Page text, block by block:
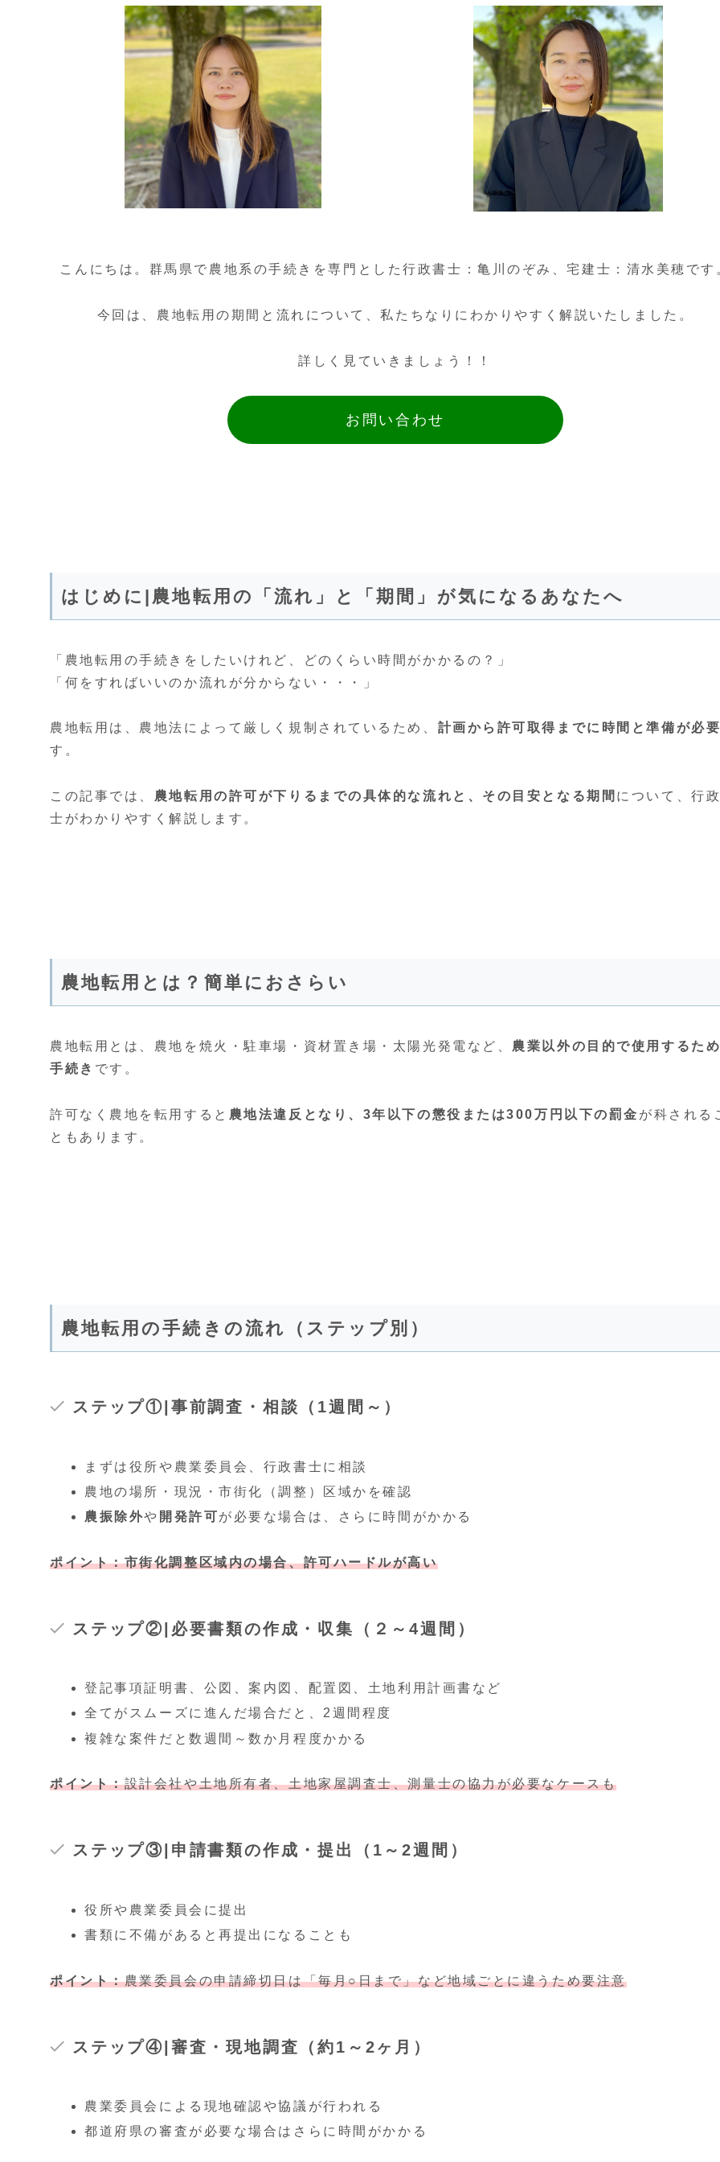
こんにちは。群馬県で農地系の手続きを専門とした行政書士：亀川のぞみ、宅建士：清水美穂です
今回は、農地転用の期間と流れについて、私たちなりにわかりやすく解説いたしました。
詳しく見ていきましょう！！
お問い合わせ
はじめに|農地転用の「流れ」と「期間」が気になるあなたへ
「農地転用の手続きをしたいけれど、どのくらい時間がかかるの？」
「何をすればいいのか流れが分からない・・・」
農地転用は、農地法によって厳しく規制されているため、 計画から許可取得までに時間と準備が必要
す。
この記事では、 農地転用の許可が下りるまでの具体的な流れと、その目安となる期間 について、行
士がわかりやすく解説します。
農地転用とは？簡単におさらい
農地転用とは、農地を焼火・駐車場・資材置き場・太陽光発電など、 農業以外の目的で使用するた
手続き です。
許可なく農地を転用すると 農地法違反となり、3年以下の懲役または300万円以下の罰金 が科される
ともあります。
農地転用の手続きの流れ（ステップ別）
ステップ①|事前調査・相談（1週間～）
まずは役所や農業委員会、行政書士に相談
農地の場所・現況・市街化（調整）区域かを確認
農振除外や 開発許可が必要な場合は、さらに時間がかかる
ポイント：市街化調整区域内の場合、許可ハードルが高い
ステップ②|必要書類の作成・収集（２～4週間）
登記事項証明書、公図、案内図、配置図、土地利用計画書など
全てがスムーズに進んだ場合だと、2週間程度
複雑な案件だと数週間～数か月程度かかる
ポイント：設計会社や土地所有者、土地家屋調査士、測量士の協力が必要なケースも
ステップ③|申請書類の作成・提出（1～2週間）
役所や農業委員会に提出
書類に不備があると再提出になることも
ポイント：農業委員会の申請締切日は「毎月○日まで」など地域ごとに違うため要注意
ステップ④|審査・現地調査（約1～2ヶ月）
農業委員会による現地確認や協議が行われる
都道府県の審査が必要な場合はさらに時間がかかる